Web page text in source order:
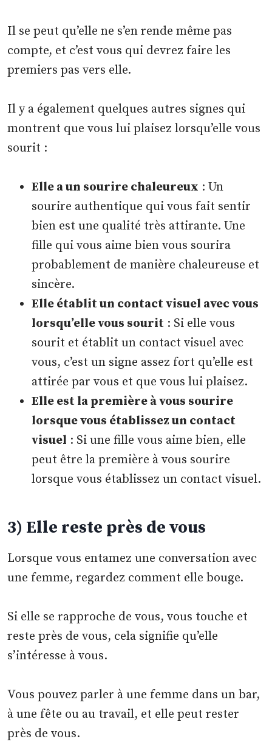
Il se peut qu’elle ne s’en rende même pas
compte, et c’est vous qui devrez faire les
premiers pas vers elle.
Il y a également quelques autres signes qui
montrent que vous lui plaisez lorsqu’elle vous
sourit :
Elle a un sourire chaleureux : Un
sourire authentique qui vous fait sentir
bien est une qualité très attirante. Une
fille qui vous aime bien vous sourira
probablement de manière chaleureuse et
sincère.
Elle établit un contact visuel avec vous
lorsqu’elle vous sourit : Si elle vous
sourit et établit un contact visuel avec
vous, c’est un signe assez fort qu’elle est
attirée par vous et que vous lui plaisez.
Elle est la première à vous sourire
lorsque vous établissez un contact
visuel : Si une fille vous aime bien, elle
peut être la première à vous sourire
lorsque vous établissez un contact visuel.
3) Elle reste près de vous
Lorsque vous entamez une conversation avec
une femme, regardez comment elle bouge.
Si elle se rapproche de vous, vous touche et
reste près de vous, cela signifie qu’elle
s’intéresse à vous.
Vous pouvez parler à une femme dans un bar,
à une fête ou au travail, et elle peut rester
près de vous.